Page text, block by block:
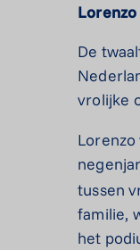
De
vrolijke
tussen
familie,
het